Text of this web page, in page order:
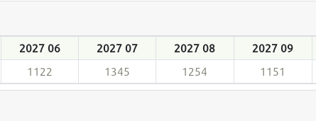
2027 06 2027 07 2027 08 2027 09
1122 1345 1254 1151